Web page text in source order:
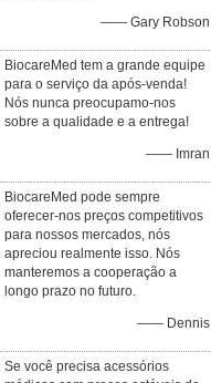
—— Gary Robson
BiocareMed tem a grande equipe
para o serviço da após-venda!
Nós nunca preocupamo-nos
sobre a qualidade e a entrega!
—— Imran
BiocareMed pode sempre
oferecer-nos preços competitivos
para nossos mercados, nós
apreciou realmente isso. Nós
manteremos a cooperação a
longo prazo no futuro.
—— Dennis
Se você precisa acessórios